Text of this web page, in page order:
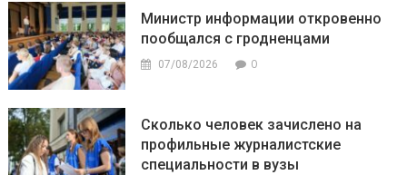
Министр информации откровенно
пообщался с гродненцами
07/08/2026 0
Сколько человек зачислено на
профильные журналистские
специальности в вузы